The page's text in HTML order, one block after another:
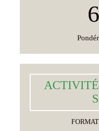
et appartenant aux
Analyser les